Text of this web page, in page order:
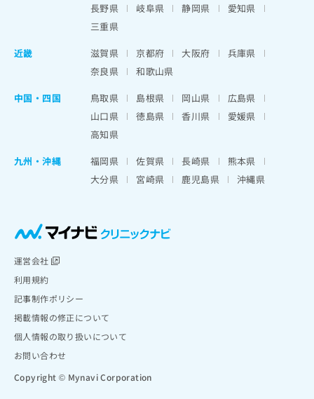
長野県
岐阜県 静岡県
愛知県
三重県
近畿
滋賀県 京都府 大阪府
兵庫県
奈良県
和歌山県
中国・四国
鳥取県 島根県 岡山県
広島県
山口県
徳島県 香川県
愛媛県
高知県
九州・沖縄
福岡県 佐賀県 長崎県
熊本県
大分県
宮崎県 鹿児島県 沖縄県
運営会社
利用規約
記事制作ポリシー
掲載情報の修正について
個人情報の取り扱いについて
お問い合わせ
Copyright © Mynavi Corporation